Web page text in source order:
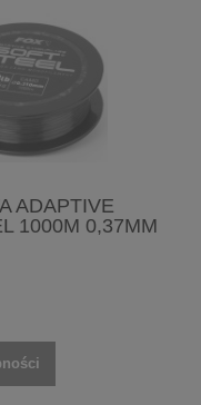
ADAPTIVE
1000M 0,37MM